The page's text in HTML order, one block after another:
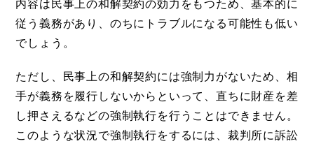
内容は民事上の和解契約の効力をもつため、基本的に
従う義務があり、のちにトラブルになる可能性も低い
でしょう。
ただし、民事上の和解契約には強制力がないため、相
手が義務を履行しないからといって、直ちに財産を差
し押さえるなどの強制執行を行うことはできません。
このような状況で強制執行をするには、裁判所に訴訟